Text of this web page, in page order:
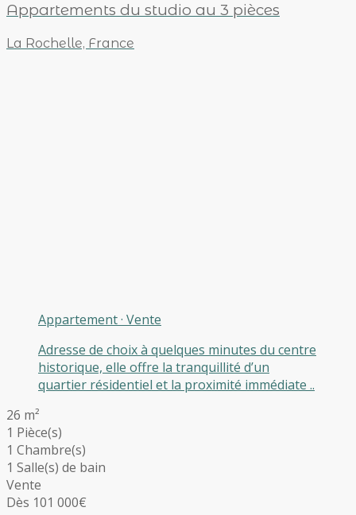
Appartements du studio au 3 pièces
La Rochelle, France
Appartement· Vente
Adresse de choix à quelques minutes du centre
historique, elle offre la tranquillité d’un
quartier résidentiel et la proximité immédiate ..
26 m²
1 Pièce(s)
1 Chambre(s)
1 Salle(s) de bain
Vente
Dès 101 000€